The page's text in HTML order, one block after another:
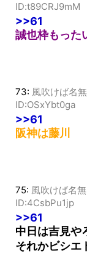
ID:t89CRJ9mM
>>61
誠也枠もった
73: 風吹けば名
ID:OSxYbt0ga
>>61
阪神は藤川
75: 風吹けば名
ID:4CsbPu1jp
>>61
中日は吉見や
それかビシエ